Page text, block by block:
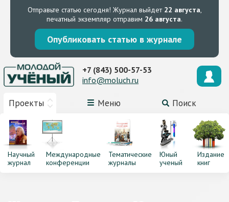
Отправьте статью сегодня! Журнал выйдет 22 августа,
печатный экземпляр отправим 26 августа.
Опубликовать статью в журнале
Проекты Меню Поиск
+7 (843) 500-57-53
info@moluch.ru
Научный
журнал
Международные
конференции
Тематические
журналы
Юный
ученый
Издание
книг